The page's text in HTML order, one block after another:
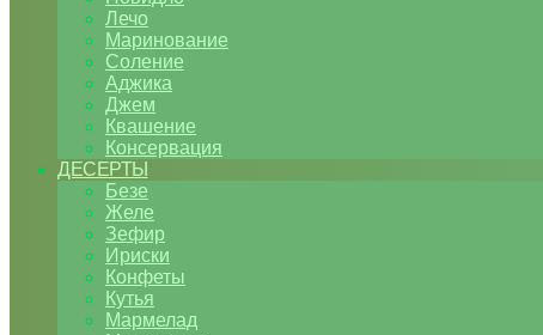
Лечо
Маринование
Соление
Аджика
Джем
Квашение
Консервация
ДЕСЕРТЫ
Безе
Желе
Зефир
Ириски
Конфеты
Кутья
Мармелад